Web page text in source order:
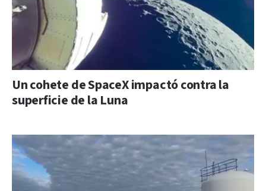
Un cohete de SpaceX impactó contra la
superficie de la Luna